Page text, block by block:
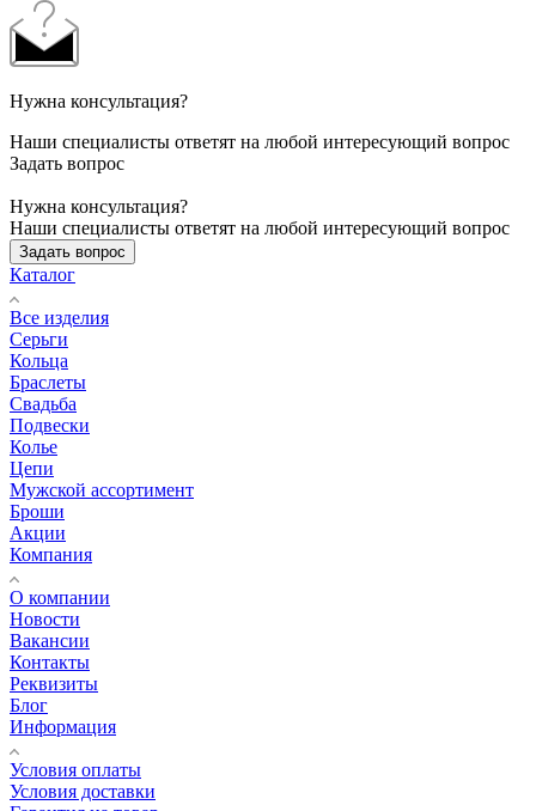
Нужна консультация?
Наши специалисты ответят на любой интересующий вопрос
Задать вопрос
Нужна консультация?
Наши специалисты ответят на любой интересующий вопрос
Задать вопрос
Каталог
Все изделия
Серьги
Кольца
Браслеты
Свадьба
Подвески
Колье
Цепи
Мужской ассортимент
Броши
Акции
Компания
О компании
Новости
Вакансии
Контакты
Реквизиты
Блог
Информация
Условия оплаты
Условия доставки